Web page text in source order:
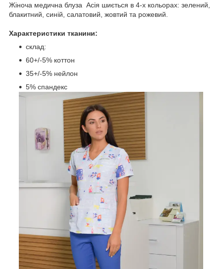
Жіноча медична блуза Асія шиється в 4-х кольорах: зелений,
блакитний, синій, салатовий, жовтий та рожевий.
Характеристики тканини:
склад:
60+/-5% коттон
35+/-5% нейлон
5% спандекс